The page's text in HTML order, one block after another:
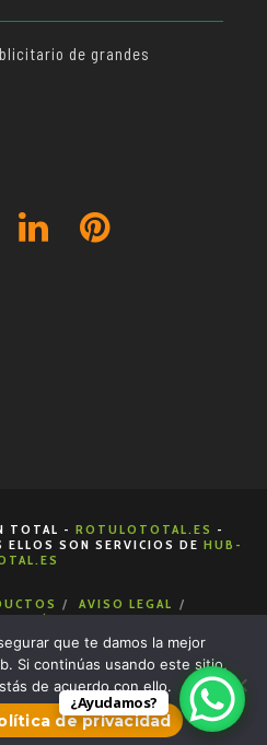
de grandes
TOTAL - ROTULOTOTAL.ES -
ELLOS SON SERVICIOS DE HUB-
AVISO LEGAL
POLÍTICA DE PRIVACIDAD
VENTA
CONTACTA
¿Ayudamos?
que te damos la mejor
Si continúas usando este sitio,
de acuerdo con ello.
de privacidad